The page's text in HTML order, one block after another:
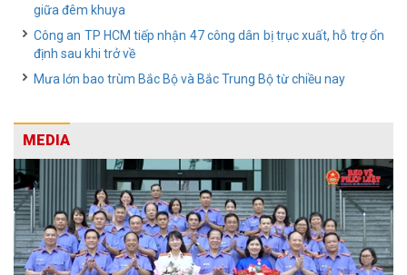
giữa đêm khuya
Công an TP HCM tiếp nhận 47 công dân bị trục xuất, hỗ trợ ổn
định sau khi trở về
Mưa lớn bao trùm Bắc Bộ và Bắc Trung Bộ từ chiều nay
MEDIA